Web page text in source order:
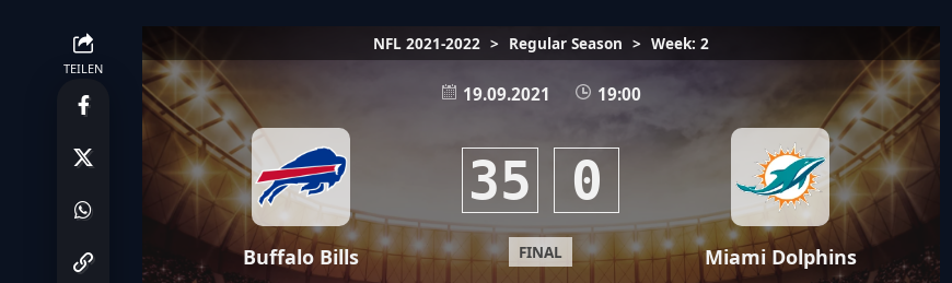
TEILEN
NFL 2021-2022 > Regular Season > Week: 2
19.09.2021 19:00
Buffalo Bills
35 0
FINAL Miami Dolphins